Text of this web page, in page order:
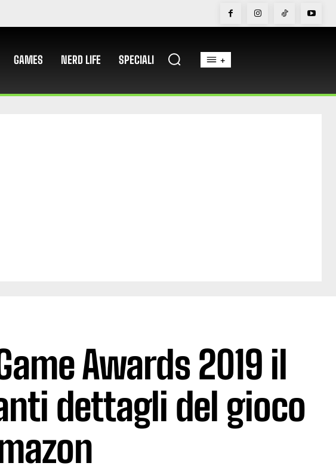
GAMES NERD LIFE SPECIALI +
Awards 2019 il
dettagli del gioco